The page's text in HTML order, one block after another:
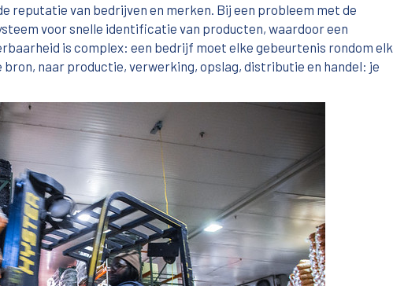
reputatie van bedrijven en merken. Bij een probleem met de
voor snelle identificatie van producten, waardoor een
is complex: een bedrijf moet elke gebeurtenis rondom elk
bron, naar productie, verwerking, opslag, distributie en handel: je